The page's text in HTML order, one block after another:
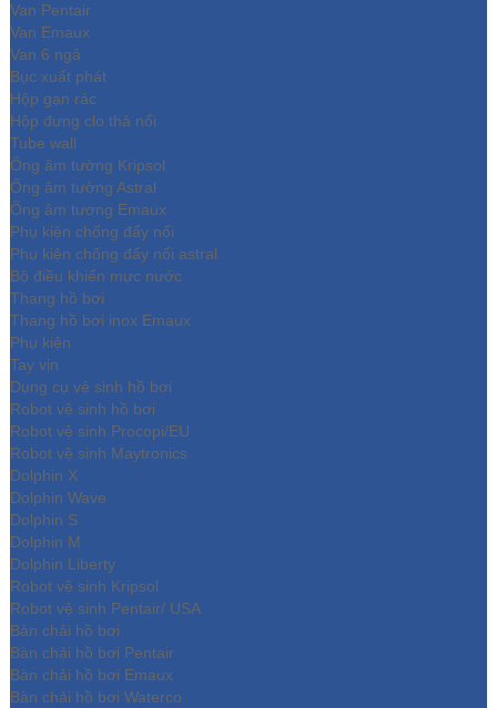
Van Pentair
Van Emaux
Van 6 ngả
Bục xuất phát
Hộp gạn rác
Hộp đựng clo thả nổi
Tube wall
Ống âm tường Kripsol
Ống âm tường Astral
Ống âm tương Emaux
Phụ kiện chống đẩy nổi
Phụ kiện chống đẩy nổi astral
Bộ điều khiển mực nước
Thang hồ bơi
Thang hồ bơi inox Emaux
Phụ kiện
Tay vịn
Dụng cụ vệ sinh hồ bơi
Robot vệ sinh hồ bơi
Robot vệ sinh Procopi/EU
Robot vệ sinh Maytronics
Dolphin X
Dolphin Wave
Dolphin S
Dolphin M
Dolphin Liberty
Robot vệ sinh Kripsol
Robot vệ sinh Pentair/ USA
Bàn chải hồ bơi
Bàn chải hồ bơi Pentair
Bàn chải hồ bơi Emaux
Bàn chải hồ bơi Waterco